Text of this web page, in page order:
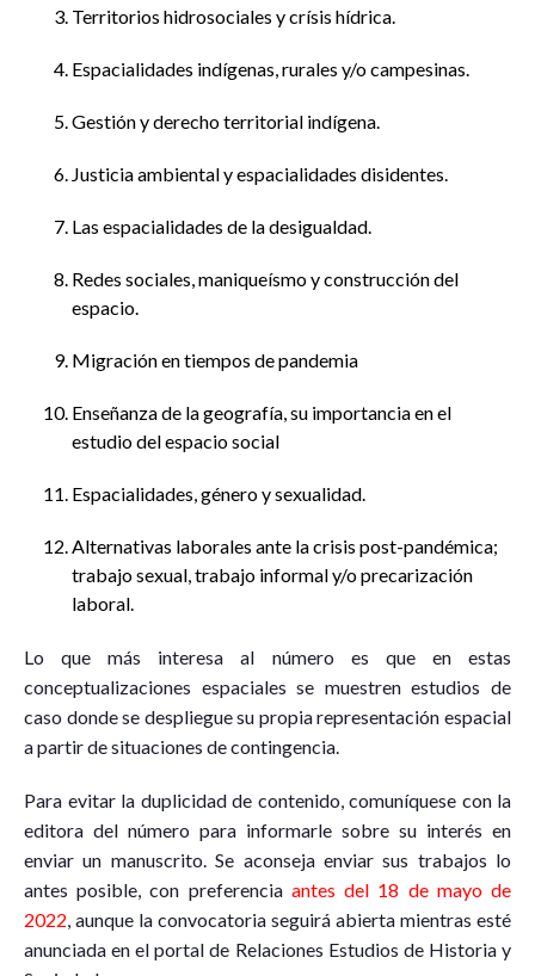
Territorios hidrosociales y crísis hídrica.
Espacialidades indígenas, rurales y/o campesinas.
Gestión y derecho territorial indígena.
Justicia ambiental y espacialidades disidentes.
Las espacialidades de la desigualdad.
Redes sociales, maniqueísmo y construcción del
espacio.
Migración en tiempos de pandemia
Enseñanza de la geografía, su importancia en el
estudio del espacio social
Espacialidades, género y sexualidad.
Alternativas laborales ante la crisis post-pandémica;
trabajo sexual, trabajo informal y/o precarización
laboral.
Lo que más interesa al número es que en estas
conceptualizaciones espaciales se muestren estudios de
caso donde se despliegue su propia representación espacial
a partir de situaciones de contingencia.
Para evitar la duplicidad de contenido, comuníquese con la
editora del número para informarle sobre su interés en
enviar un manuscrito. Se aconseja enviar sus trabajos lo
antes posible, con preferencia antes del 18 de mayo de
2022, aunque la convocatoria seguirá abierta mientras esté
anunciada en el portal de Relaciones Estudios de Historia y